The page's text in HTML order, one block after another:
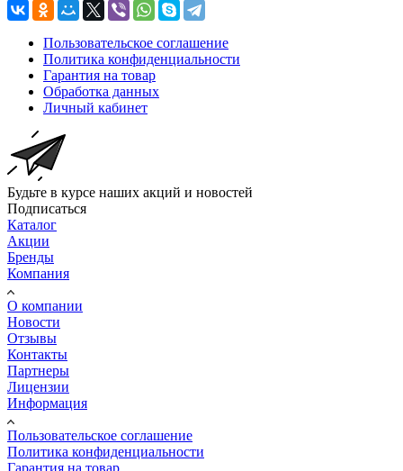
Пользовательское соглашение
Политика конфиденциальности
Гарантия на товар
Обработка данных
Личный кабинет
Будьте в курсе наших акций и новостей
Подписаться
Каталог
Акции
Бренды
Компания
О компании
Новости
Отзывы
Контакты
Партнеры
Лицензии
Информация
Пользовательское соглашение
Политика конфиденциальности
Гарантия на товар